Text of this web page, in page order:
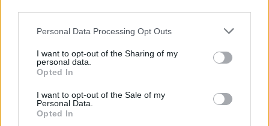
Please note that this website/app uses one or more Google
not limited to your visit or usage behaviour. You may click to
grant or deny consent to Google and its third-party tags to
use your data for below specified purposes in below Google
consent section.
Personal Data Processing Opt Outs
I want to opt-out of the Sharing of my
personal data.
Opted In
I want to opt-out of the Sale of my
Personal Data.
Opted In
ΑΝΑΛΥΣΗ: Η Ευρώπη
χτίζει τον δικό της
Μη επανδρωμένα